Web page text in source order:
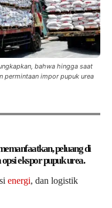
bahwa hingga saat
permintaan impor pupuk urea
peluang di
ekspor pupuk urea.
energi, dan logistik